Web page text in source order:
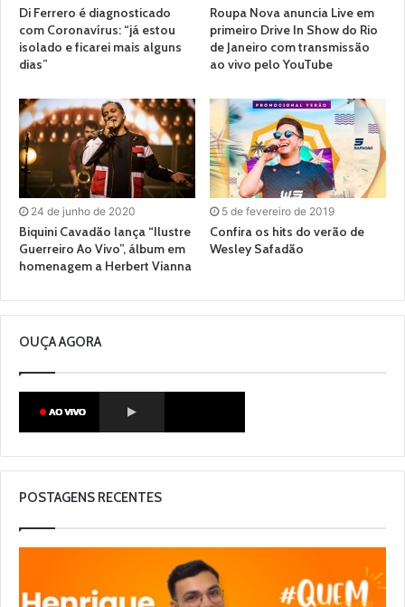
Di Ferrero é diagnosticado
com Coronavírus: “já estou
isolado e ficarei mais alguns
dias”
Roupa Nova anuncia Live em
primeiro Drive In Show do Rio
de Janeiro com transmissão
ao vivo pelo YouTube
24 de junho de 2020
Biquini Cavadão lança “Ilustre
Guerreiro Ao Vivo”, álbum em
homenagem a Herbert Vianna
5 de fevereiro de 2019
Confira os hits do verão de
Wesley Safadão
OUÇA AGORA
POSTAGENS RECENTES